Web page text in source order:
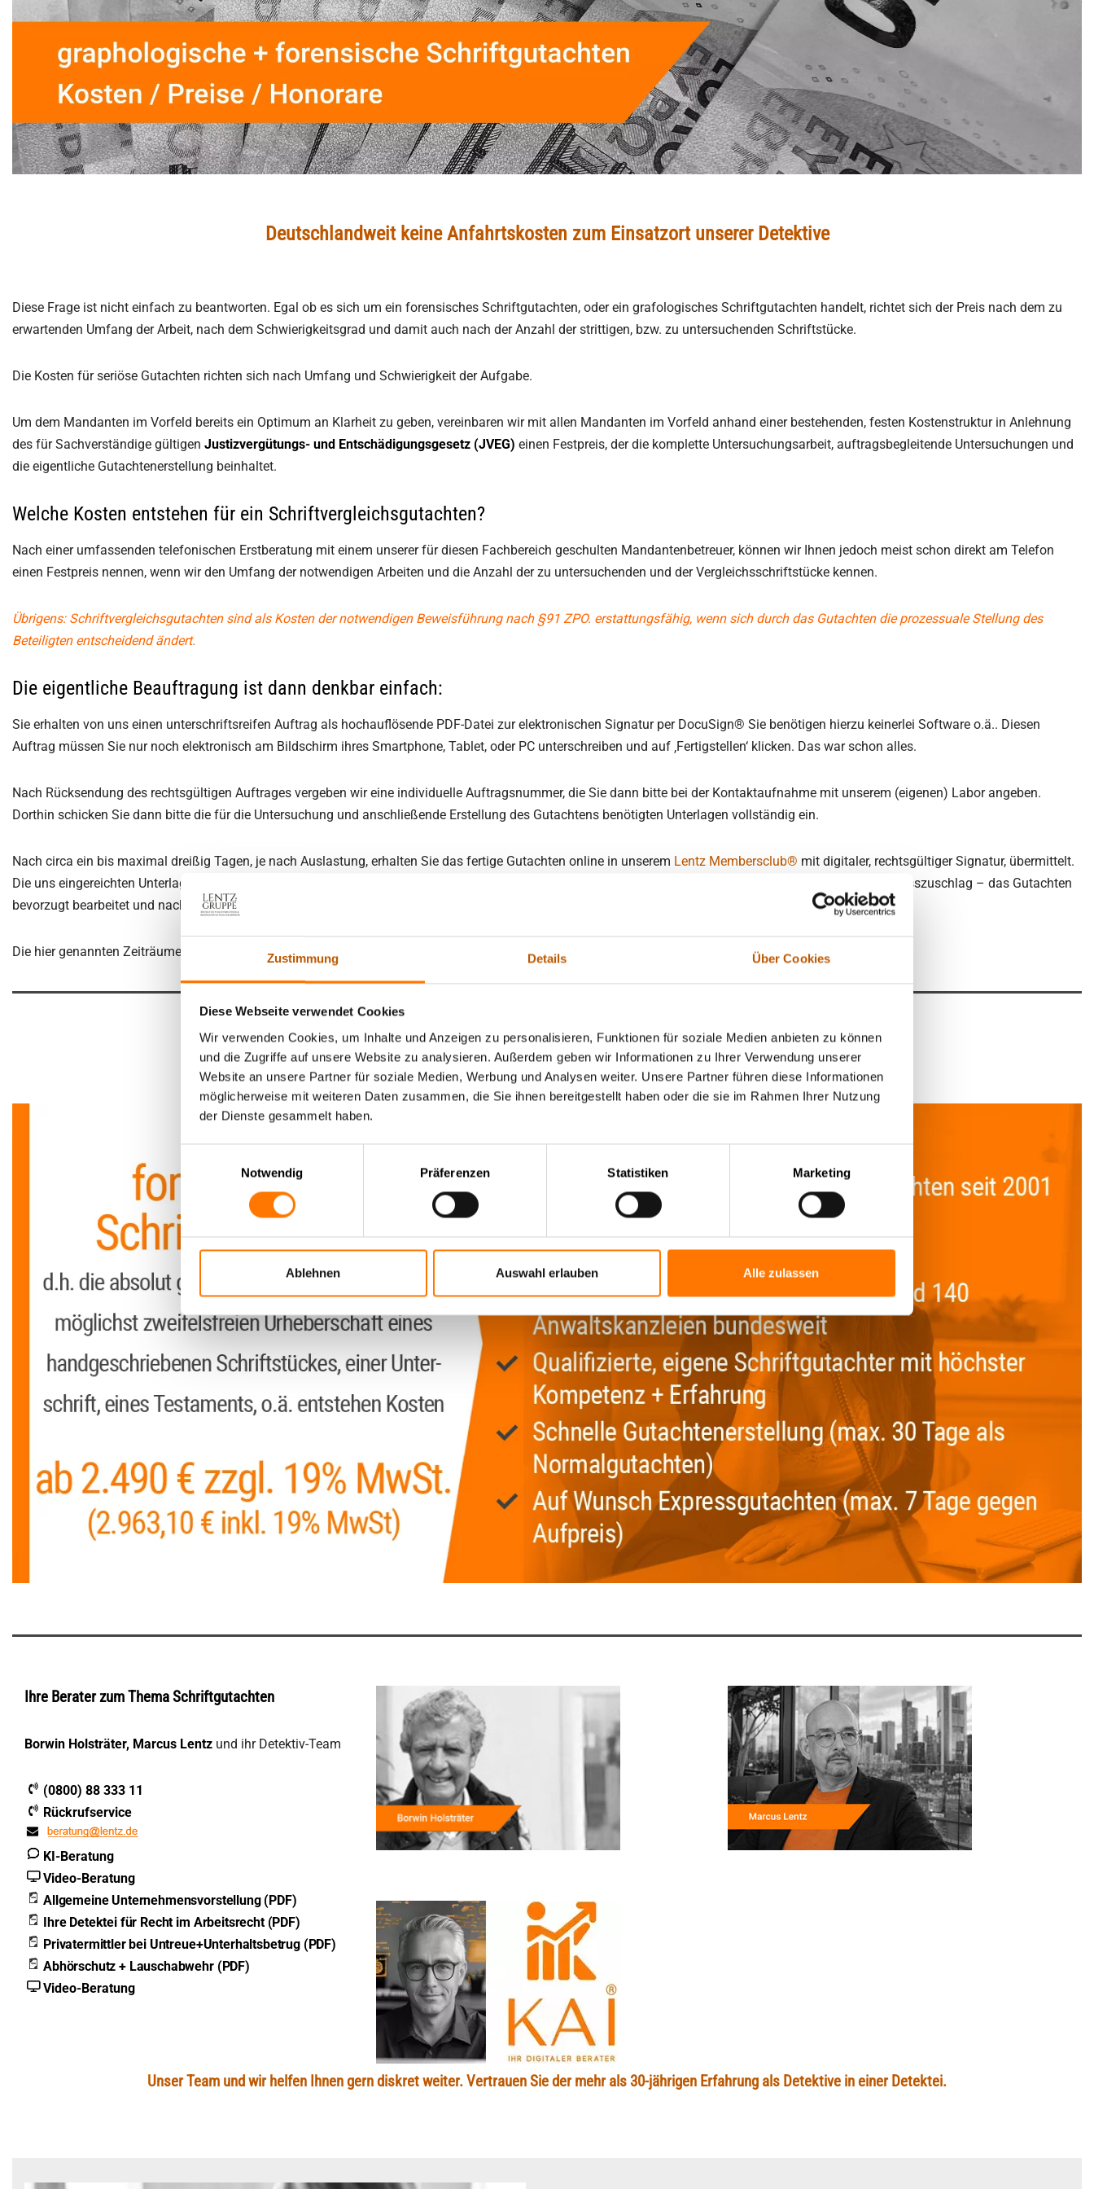
Zustimmung Details Über Cookies
Diese Webseite verwendet Cookies
Wir verwenden Cookies, um Inhalte und Anzeigen zu personalisieren, Funktionen für soziale Medien anbieten zu können
und die Zugriffe auf unsere Website zu analysieren. Außerdem geben wir Informationen zu Ihrer Verwendung unserer
Website an unsere Partner für soziale Medien, Werbung und Analysen weiter. Unsere Partner führen diese Informationen
möglicherweise mit weiteren Daten zusammen, die Sie ihnen bereitgestellt haben oder die sie im Rahmen Ihrer Nutzung
der Dienste gesammelt haben.
Notwendig
Präferenzen Statistiken Marketing
Ablehnen Auswahl erlauben Alle zulassen
Deutschlandweit keine Anfahrtskosten zum Einsatzort unserer Detektive
Diese Frage ist nicht einfach zu beantworten. Egal ob es sich um ein forensisches Schriftgutachten, oder ein grafologisches Schriftgutachten handelt, richtet sich der Preis nach dem zu
erwartenden Umfang der Arbeit, nach dem Schwierigkeitsgrad und damit auch nach der Anzahl der strittigen, bzw. zu untersuchenden Schriftstücke.
Die Kosten für seriöse Gutachten richten sich nach Umfang und Schwierigkeit der Aufgabe.
Um dem Mandanten im Vorfeld bereits ein Optimum an Klarheit zu geben, vereinbaren wir mit allen Mandanten im Vorfeld anhand einer bestehenden, festen Kostenstruktur in Anlehnung
des für Sachverständige gültigen Justizvergütungs- und Entschädigungsgesetz (JVEG) einen Festpreis, der die komplette Untersuchungsarbeit, auftragsbegleitende Untersuchungen und
die eigentliche Gutachtenerstellung beinhaltet.
Welche Kosten entstehen für ein Schriftvergleichsgutachten?
Nach einer umfassenden telefonischen Erstberatung mit einem unserer für diesen Fachbereich geschulten Mandantenbetreuer, können wir Ihnen jedoch meist schon direkt am Telefon
einen Festpreis nennen, wenn wir den Umfang der notwendigen Arbeiten und die Anzahl der zu untersuchenden und der Vergleichsschriftstücke kennen.
Übrigens: Schriftvergleichsgutachten sind als Kosten der notwendigen Beweisführung nach §91 ZPO. erstattungsfähig, wenn sich durch das Gutachten die prozessuale Stellung des
Beteiligten entscheidend ändert.
Die eigentliche Beauftragung ist dann denkbar einfach:
Sie erhalten von uns einen unterschriftsreifen Auftrag als hochauflösende PDF-Datei zur elektronischen Signatur per DocuSign® Sie benötigen hierzu keinerlei Software o.ä.. Diesen
Auftrag müssen Sie nur noch elektronisch am Bildschirm ihres Smartphone, Tablet, oder PC unterschreiben und auf ‚Fertigstellen‘ klicken. Das war schon alles.
Nach Rücksendung des rechtsgültigen Auftrages vergeben wir eine individuelle Auftragsnummer, die Sie dann bitte bei der Kontaktaufnahme mit unserem (eigenen) Labor angeben.
Dorthin schicken Sie dann bitte die für die Untersuchung und anschließende Erstellung des Gutachtens benötigten Unterlagen vollständig ein.
Nach circa ein bis maximal dreißig Tagen, je nach Auslastung, erhalten Sie das fertige Gutachten online in unserem Lentz Membersclub® mit digitaler, rechtsgültiger Signatur, übermittelt.
Die uns eingereichten Unterlagen erhalten Sie per Einwurf-Einschreiben tagesgleich im Original wieder zurück. In dringenden Fällen kann – gegen einen Expresszuschlag – das Gutachten
bevorzugt bearbeitet und nach max. sieben Tagen garantiert fertig an Sie versendet werden.
Die hier genannten Zeiträume verstehen sich ab Eingang aller Schriftproben bei uns.
Preise / Honorare für forensische Schriftvergleichsgutachten
Ihre Berater zum Thema Schriftgutachten
Borwin Holsträter, Marcus Lentz und ihr Detektiv-Team
(0800) 88 333 11
Rückrufservice
KI-Beratung
Video-Beratung
Allgemeine Unternehmensvorstellung (PDF)
Ihre Detektei für Recht im Arbeitsrecht (PDF)
Privatermittler bei Untreue+Unterhaltsbetrug (PDF)
Abhörschutz + Lauschabwehr (PDF)
Video-Beratung
Unser Team und wir helfen Ihnen gern diskret weiter. Vertrauen Sie der mehr als 30-jährigen Erfahrung als Detektive in einer Detektei.